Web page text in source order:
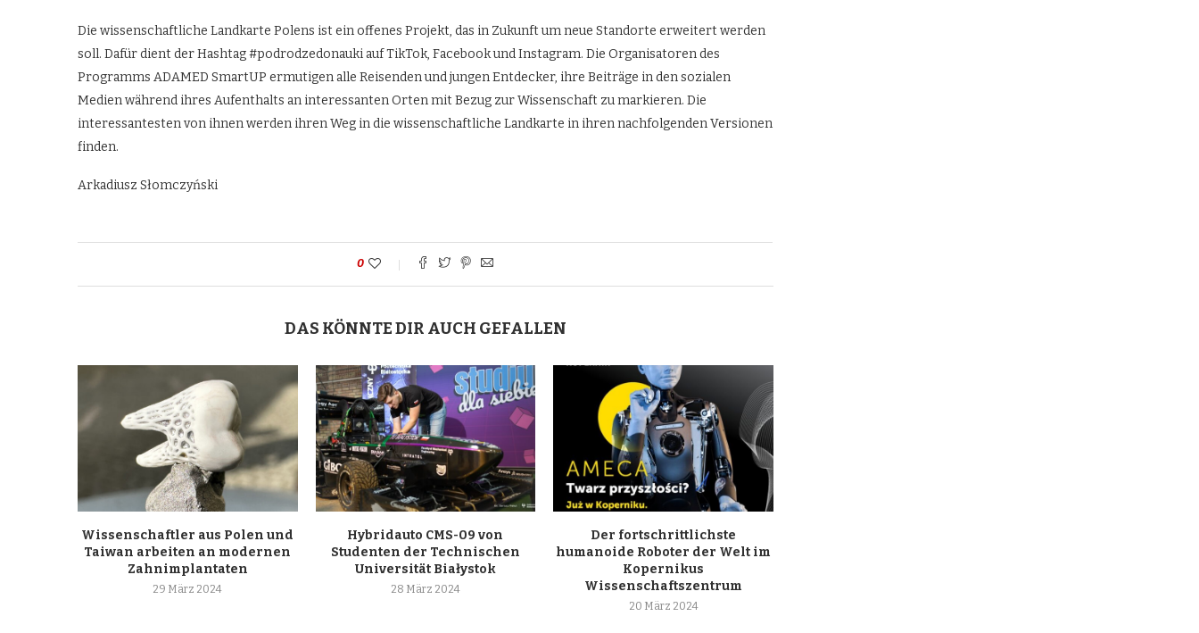
Die wissenschaftliche Landkarte Polens ist ein offenes Projekt, das in Zukunft um neue Standorte erweitert werden
soll. Dafür dient der Hashtag #podrodzedonauki auf TikTok, Facebook und Instagram. Die Organisatoren des
Programms ADAMED SmartUP ermutigen alle Reisenden und jungen Entdecker, ihre Beiträge in den sozialen
Medien während ihres Aufenthalts an interessanten Orten mit Bezug zur Wissenschaft zu markieren. Die
interessantesten von ihnen werden ihren Weg in die wissenschaftliche Landkarte in ihren nachfolgenden Versionen
finden.
Arkadiusz Słomczyński
0
DAS KÖNNTE DIR AUCH GEFALLEN
Wissenschaftler aus Polen und
Taiwan arbeiten an modernen
Zahnimplantaten
29 März 2024
Hybridauto CMS-09 von
Studenten der Technischen
Universität Białystok
28 März 2024
Der fortschrittlichste
humanoide Roboter der Welt im
Kopernikus
Wissenschaftszentrum
20 März 2024